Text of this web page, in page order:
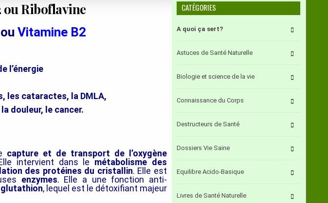
ou Riboflavine
ou Vitamine B2
l’énergie
les cataractes, la DMLA,
douleur, le cancer.
capture et de transport de l’oxygène
intervient dans le métabolisme des
des protéines du cristallin. Elle est
enzymes. Elle a une fonction anti-
glutathion, lequel est le détoxifiant majeur
CATÉGORIES
A quoi ça sert?
Astuces de Santé Naturelle
Biologie et science de la vie
Connaissance du Corps
Destructeurs de Santé
Dossiers Vie Saine
Equilibre Acido-Basique
Livres de Santé Naturelle